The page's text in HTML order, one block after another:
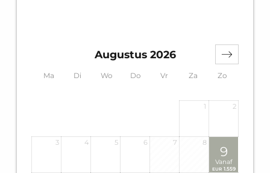
Ma Di Wo Do Vr Za Zo
Augustus 2026
1 2
3 4 5 6 7 8
9
Vanaf
EUR 1.559